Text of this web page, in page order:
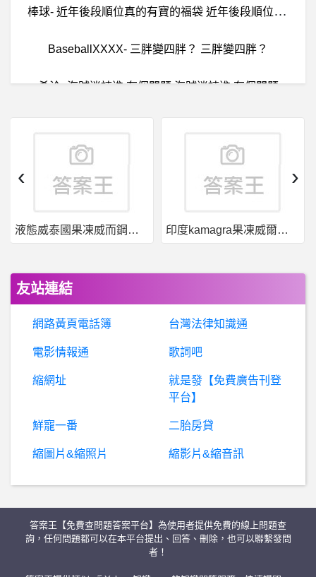
棒
球- 近年後段順位真的有寶的福袋 近年後段順位真的有寶的福袋
BaseballXXXX- 三胖變四胖？ 三胖變四胖？
希洽- 海賊迷請進 有個問題 海賊迷請進 有個問題
線
上遊戲平台- Steamdeck 玩 Windows Store 購買的遊戲 Steamdeck 玩 Windows Store 購買的遊戲
棒
球- 中信兄弟跑壘跟富邦悍將內野守備哪個爛？ 中信兄弟跑壘跟富邦悍將內野守備哪個爛？
希
洽- 仙劍當初是如何得出迷宮是仙劍優勢的結論 仙劍當初是如何得出迷宮是仙劍優勢的結論
健身- 吃牛肉有什麼缺點嗎？ 吃牛肉有什麼缺點嗎？
希
洽-各國星戰文化成熟度跟經濟發展順序有關嗎? 各國星戰文化成熟度跟經濟發展順序有關嗎?
股
票- 面板賣成這樣還能卡在那個價格，為什麼 面板賣成這樣還能卡在那個價格，為什麼
液態威泰國果凍威而鋼哪裡買 印度kamagra果凍威爾剛用於治療男性勃起功能障礙
‹ ›
友站連結
網路黃頁電話簿 台灣法律知識通
電影情報通 歌詞吧
縮網址
就是發【免費廣告刊登
平台】
鮮寵一番 二胎房貸
縮圖片&縮照片 縮影片&縮音訊
答案王【免費查問題答案平台】為使用者提供免費的線上問題查
詢，任何問題都可以在本平台提出、回答、刪除，也可以聯繫發問
者！